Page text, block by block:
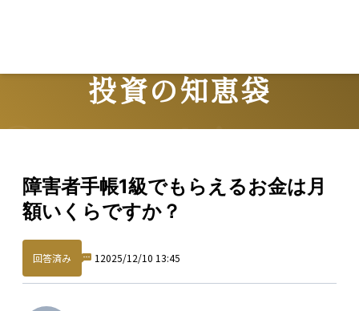
投資の知恵袋
障害者手帳1級でもらえるお金は月
額いくらですか？
回答済み 1 2025/12/10 13:45